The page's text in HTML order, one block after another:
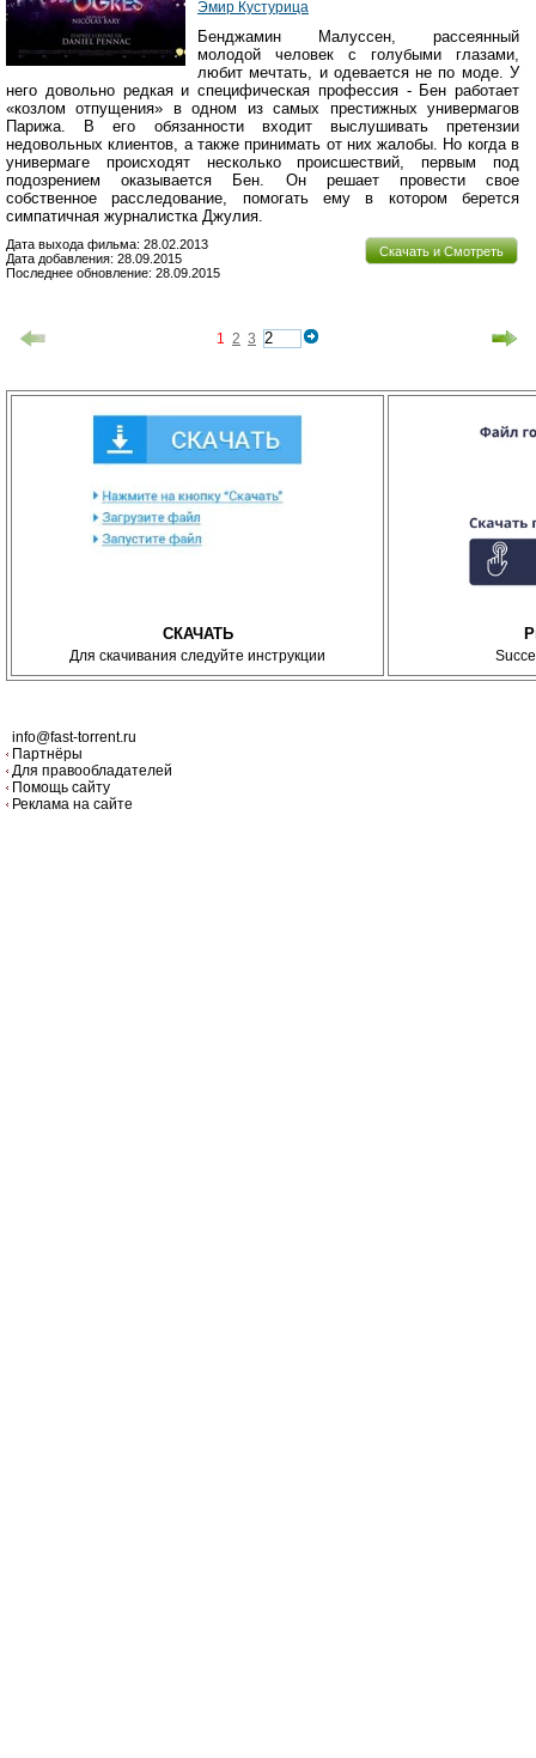
Эмир Кустурица
Бенджамин Малуссен, рассеянный
молодой человек с голубыми глазами,
любит мечтать, и одевается не по моде. У
него довольно редкая и специфическая профессия - Бен работает
«козлом отпущения» в одном из самых престижных универмагов
Парижа. В его обязанности входит выслушивать претензии
недовольных клиентов, а также принимать от них жалобы. Но когда в
универмаге происходят несколько происшествий, первым под
подозрением оказывается Бен. Он решает провести свое
собственное расследование, помогать ему в котором берется
симпатичная журналистка Джулия.
Скачать и Смотреть
Дата выхода фильма: 28.02.2013
Дата добавления: 28.09.2015
Последнее обновление: 28.09.2015
1 2 3
СКАЧАТЬ
Для скачивания следуйте инструкции
info@fast-torrent.ru
Партнёры
Для правообладателей
Помощь сайту
Реклама на сайте